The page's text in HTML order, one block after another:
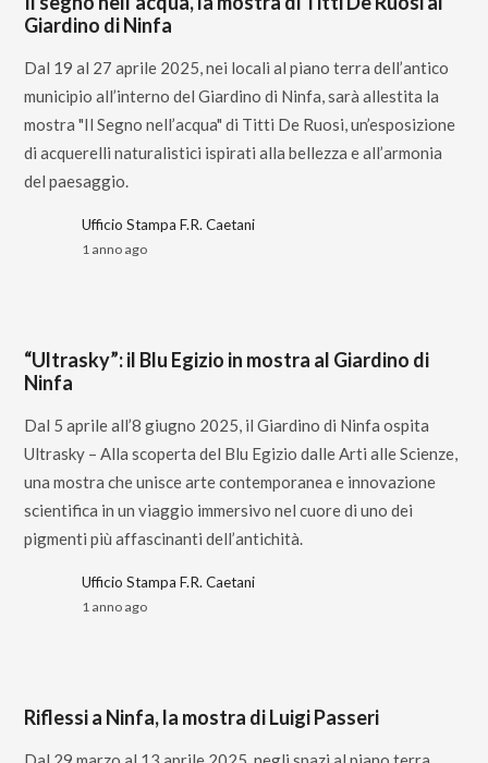
Giardino di Ninfa
Dal 19 al 27 aprile 2025, nei locali al piano terra dell’antico
municipio all’interno del Giardino di Ninfa, sarà allestita la
mostra "Il Segno nell’acqua" di Titti De Ruosi, un’esposizione
di acquerelli naturalistici ispirati alla bellezza e all’armonia
del paesaggio.
Ufficio Stampa F.R. Caetani
1 anno ago
“Ultrasky”: il Blu Egizio in mostra al Giardino di
Ninfa
Dal 5 aprile all’8 giugno 2025, il Giardino di Ninfa ospita
Ultrasky – Alla scoperta del Blu Egizio dalle Arti alle Scienze,
una mostra che unisce arte contemporanea e innovazione
scientifica in un viaggio immersivo nel cuore di uno dei
pigmenti più affascinanti dell’antichità.
Ufficio Stampa F.R. Caetani
1 anno ago
Riflessi a Ninfa, la mostra di Luigi Passeri